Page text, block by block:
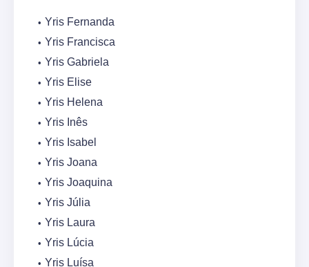
Yris Fernanda
Yris Francisca
Yris Gabriela
Yris Elise
Yris Helena
Yris Inês
Yris Isabel
Yris Joana
Yris Joaquina
Yris Júlia
Yris Laura
Yris Lúcia
Yris Luísa